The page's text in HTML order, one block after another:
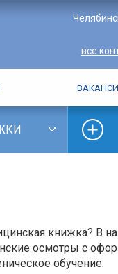
все
книжка? В
осмотры с
обучение.